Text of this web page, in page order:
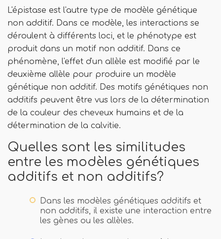
L'épistase est l'autre type de modèle génétique
non additif. Dans ce modèle, les interactions se
déroulent à différents loci, et le phénotype est
produit dans un motif non additif. Dans ce
phénomène, l'effet d'un allèle est modifié par le
deuxième allèle pour produire un modèle
génétique non additif. Des motifs génétiques non
additifs peuvent être vus lors de la détermination
de la couleur des cheveux humains et de la
détermination de la calvitie.
Quelles sont les similitudes
entre les modèles génétiques
additifs et non additifs?
Dans les modèles génétiques additifs et
non additifs, il existe une interaction entre
les gènes ou les allèles.